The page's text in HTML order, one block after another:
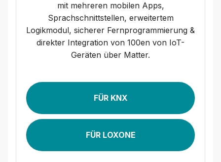
mit mehreren mobilen Apps,
Sprachschnittstellen, erweitertem
Logikmodul, sicherer Fernprogrammierung &
direkter Integration von 100en von IoT-
Geräten über Matter.
FÜR KNX
FÜR LOXONE